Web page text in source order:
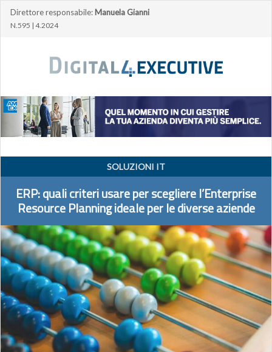
Direttore responsabile: Manuela Gianni
N.595 | 4.2024
SOLUZIONI IT
ERP: quali criteri usare per scegliere l’Enterprise
Resource Planning ideale per le diverse aziende